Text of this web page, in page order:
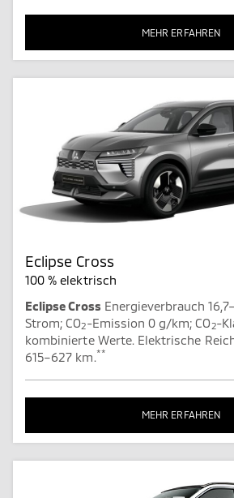
MEHR ERFAHREN
Eclipse Cross
100 % elektrisch
Eclipse Cross Energieverbrauch
Strom; CO2-Emission 0 g/km; CO2-
kombinierte Werte. Elektrische
615–627 km. **
MEHR ERFAHREN